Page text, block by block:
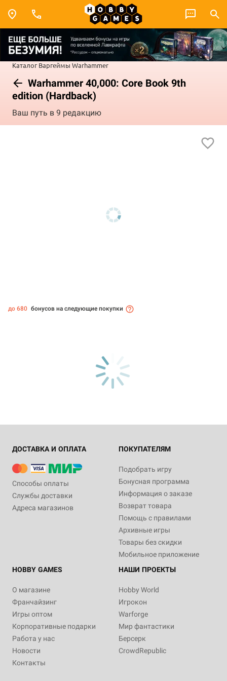
Каталог Варгеймы Warhammer
Warhammer 40,000: Core Book 9th
edition (Hardback)
Ваш путь в 9 редакцию
до 680 бонусов на следующие покупки
ДОСТАВКА И ОПЛАТА
Способы оплаты
Службы доставки
Адреса магазинов
ПОКУПАТЕЛЯМ
Подобрать игру
Бонусная программа
Информация о заказе
Возврат товара
Помощь с правилами
Архивные игры
Товары без скидки
Мобильное приложение
HOBBY GAMES
О магазине
Франчайзинг
Игры оптом
Корпоративные подарки
Работа у нас
Новости
Контакты
НАШИ ПРОЕКТЫ
Hobby World
Игрокон
Warforge
Мир фантастики
Берсерк
CrowdRepublic